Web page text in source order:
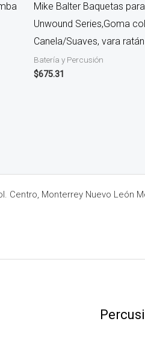
Mike Balter Baquetas
Unwound Series,Goma
Canela/Suaves, vara
Batería y Percusión
$675.31
Centro, Monterrey Nuevo León